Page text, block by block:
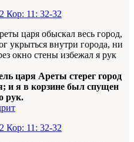
2 Кор: 11: 32-32
царя обыскал весь город,
укрыться внутри города, ни
окно стены избежал я рук
царя Ареты стерег город
и я в корзине был спущен
рук.
2 Кор: 11: 32-32